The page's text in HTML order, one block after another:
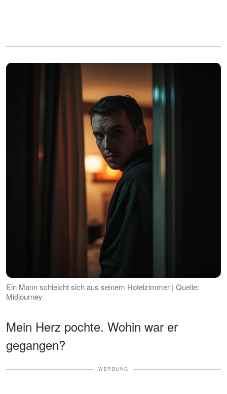
Ein Mann schleicht sich aus seinem Hotelzimmer | Quelle:
Midjourney
Mein Herz pochte. Wohin war er
gegangen?
WERBUNG